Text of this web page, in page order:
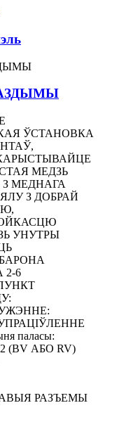
ЎСТАНОВКА
МЕДЗЬ
МЕДНАГА
З ДОБРАЙ
УНУТРЫ
2-6
паласы:
(BV АБО RV)